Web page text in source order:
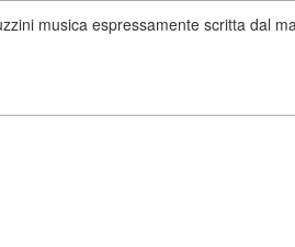
musica espressamente scritta dal